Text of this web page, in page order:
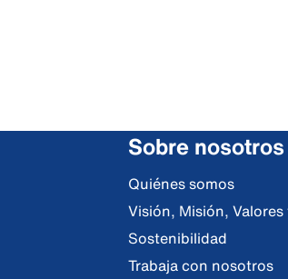
Sobre nosotros
Quiénes somos
Visión, Misión,
Sostenibilidad
Trabaja con nosotros